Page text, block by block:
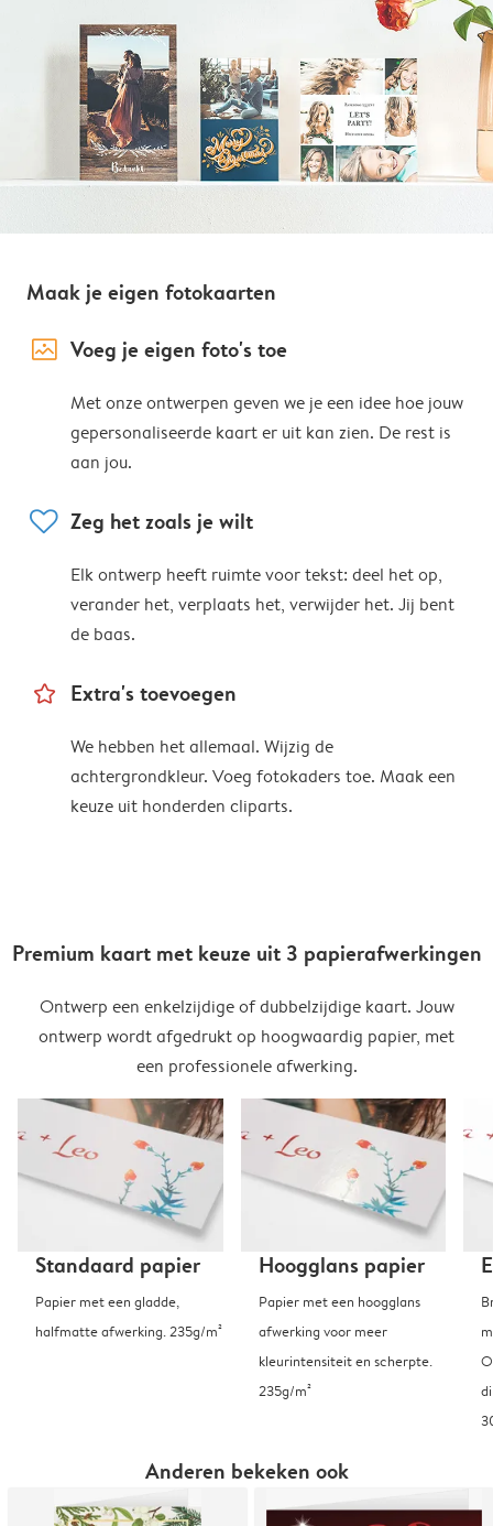
Maak je eigen fotokaarten
image_placeholder Voeg je eigen foto's toe
Met onze ontwerpen geven we je een idee hoe jouw
gepersonaliseerde kaart er uit kan zien. De rest is
aan jou.
heart Zeg het zoals je wilt
Elk ontwerp heeft ruimte voor tekst: deel het op,
verander het, verplaats het, verwijder het. Jij bent
de baas.
star_outline Extra's toevoegen
We hebben het allemaal. Wijzig de
achtergrondkleur. Voeg fotokaders toe. Maak een
keuze uit honderden cliparts.
Premium kaart met keuze uit 3 papierafwerkingen
Ontwerp een enkelzijdige of dubbelzijdige kaart. Jouw
ontwerp wordt afgedrukt op hoogwaardig papier, met
een professionele afwerking.
Standaard papier
Papier met een gladde,
halfmatte afwerking. 235g/m²
Hoogglans papier
Papier met een hoogglans
afwerking voor meer
kleurintensiteit en scherpte.
235g/m²
Anderen bekeken ook